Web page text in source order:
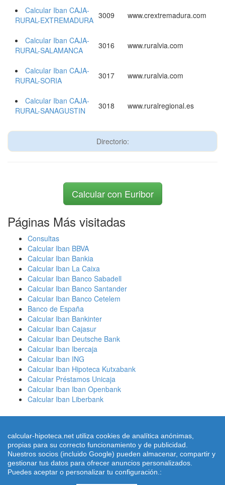
Calcular Iban CAJA-
RURAL-EXTREMADURA 3009 www.crextremadura.com
Calcular Iban CAJA-
RURAL-SALAMANCA
3016 www.ruralvia.com
Calcular Iban CAJA-
RURAL-SORIA
3017 www.ruralvia.com
Calcular Iban CAJA-
RURAL-SANAGUSTIN
3018 www.ruralregional.es
Directorio:
Calcular con Euribor
Páginas Más visitadas
Consultas
Calcular Iban BBVA
Calcular Iban Bankia
Calcular Iban La Caixa
Calcular Iban Banco Sabadell
Calcular Iban Banco Santander
Calcular Iban Banco Cetelem
Banco de España
Calcular Iban Bankinter
Calcular Iban Cajasur
Calcular Iban Deutsche Bank
Calcular Iban Ibercaja
Calcular Iban ING
Calcular Iban Hipoteca Kutxabank
Calcular Préstamos Unicaja
Calcular Iban Iban Openbank
Calcular Iban Liberbank
Simuladores de Préstamos ® 2026 calcular-hipoteca.netHome |
Calcular letra de hipoteca|Revisar hipoteca|Condiciones de uso
calcular-hipoteca.net utiliza cookies de analítica anónimas,
propias para su correcto funcionamiento y de publicidad.
Nuestros socios (incluido Google) pueden almacenar, compartir y
gestionar tus datos para ofrecer anuncios personalizados.
Puedes aceptar o personalizar tu configuración.: